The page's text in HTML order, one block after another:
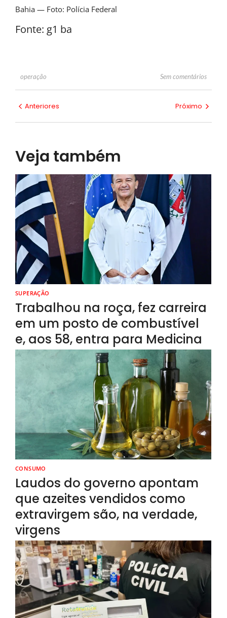
Bahia — Foto: Polícia Federal
Fonte: g1 ba
operação Sem comentários
Anteriores Próximo
Veja também
SUPERAÇÃO
Trabalhou na roça, fez carreira
em um posto de combustível
e, aos 58, entra para Medicina
CONSUMO
Laudos do governo apontam
que azeites vendidos como
extravirgem são, na verdade,
virgens